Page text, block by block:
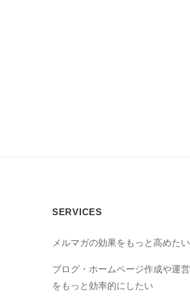
SERVICES
メルマガの効果をもっと高めたい
ブログ・ホームページ作成や運営
をもっと効率的にしたい